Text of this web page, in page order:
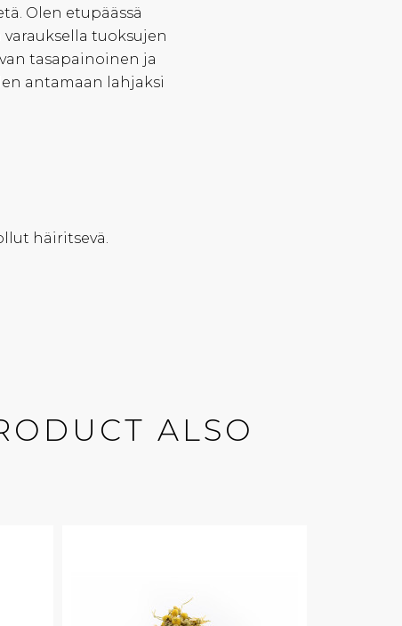
Olen etupäässä
tuoksujen
tasapainoinen ja
antamaan lahjaksi
häiritsevä.
ALSO